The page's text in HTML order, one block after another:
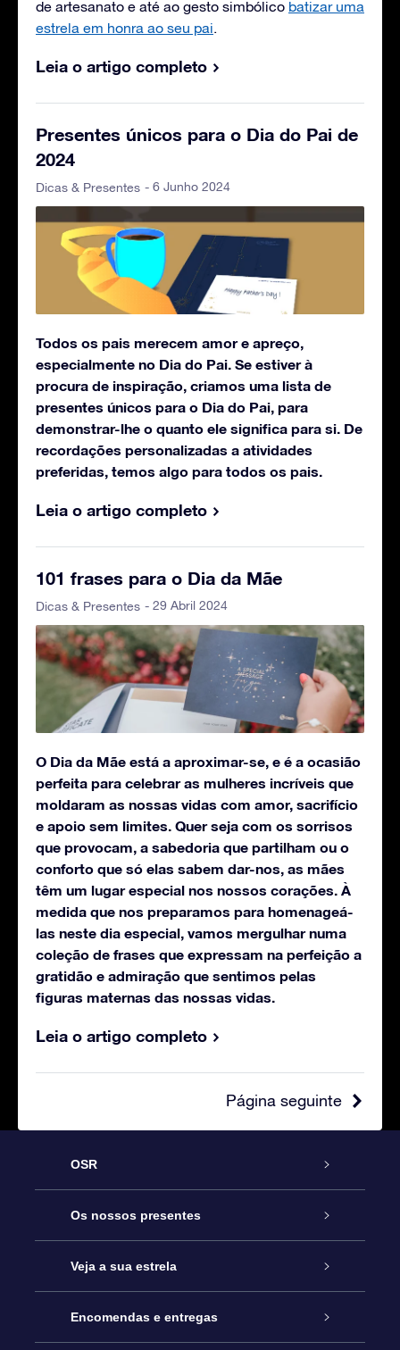
de artesanato e até ao gesto simbólico batizar uma
estrela em honra ao seu pai
Leia o artigo completo
Presentes únicos para o Dia do Pai de
2024
Dicas & Presentes - 6 Junho 2024
Todos os pais merecem amor e apreço,
especialmente no Dia do Pai. Se estiver à
procura de inspiração, criamos uma lista de
presentes únicos para o Dia do Pai, para
demonstrar-lhe o quanto ele significa para si. De
recordações personalizadas a atividades
preferidas, temos algo para todos os pais.
Leia o artigo completo
101 frases para o Dia da Mãe
Dicas & Presentes - 29 Abril 2024
O Dia da Mãe está a aproximar-se, e é a ocasião
perfeita para celebrar as mulheres incríveis que
moldaram as nossas vidas com amor, sacrifício
e apoio sem limites. Quer seja com os sorrisos
que provocam, a sabedoria que partilham ou o
conforto que só elas sabem dar-nos, as mães
têm um lugar especial nos nossos corações. À
medida que nos preparamos para homenageá-
las neste dia especial, vamos mergulhar numa
coleção de frases que expressam na perfeição a
gratidão e admiração que sentimos pelas
figuras maternas das nossas vidas.
Leia o artigo completo
Página seguinte
OSR
Serviço
Contactos
O Blog
Os nossos presentes
Prenda Star Online
Pacote Prenda OSR
Veja a sua estrela
Registo de Estrela
Encomendas e entregas